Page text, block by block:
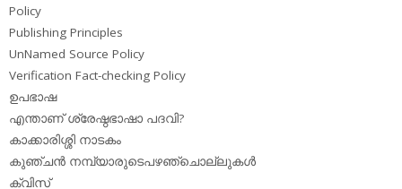
Policy
Publishing Principles
UnNamed Source Policy
Verification Fact-checking Policy
ഉപഭാഷ
എന്താണ് ശ്രേഷ്ഠഭാഷാ പദവി?
കാക്കാരിശ്ശി നാടകം
കുഞ്ചന്‍ നമ്പ്യാരുടെപഴഞ്ചൊല്ലുകള്‍
ക്വിസ്